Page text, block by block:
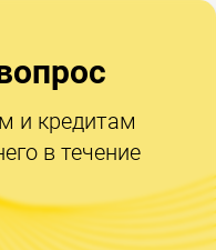
и кредитам
в течение